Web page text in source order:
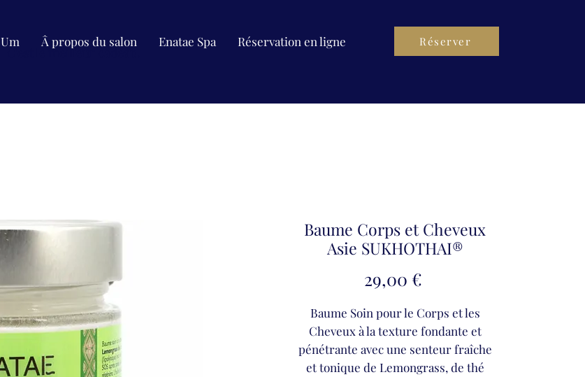
Um Â propos du salon Enatae Spa Réservation en ligne Réserver
C'est le meilleur cadeau.
Baume Corps et Cheveux
Asie SUKHOTHAI®
29,00 €
Baume Soin pour le Corps et les
Cheveux à la texture fondante et
pénétrante avec une senteur fraîche
et tonique de Lemongrass, de thé